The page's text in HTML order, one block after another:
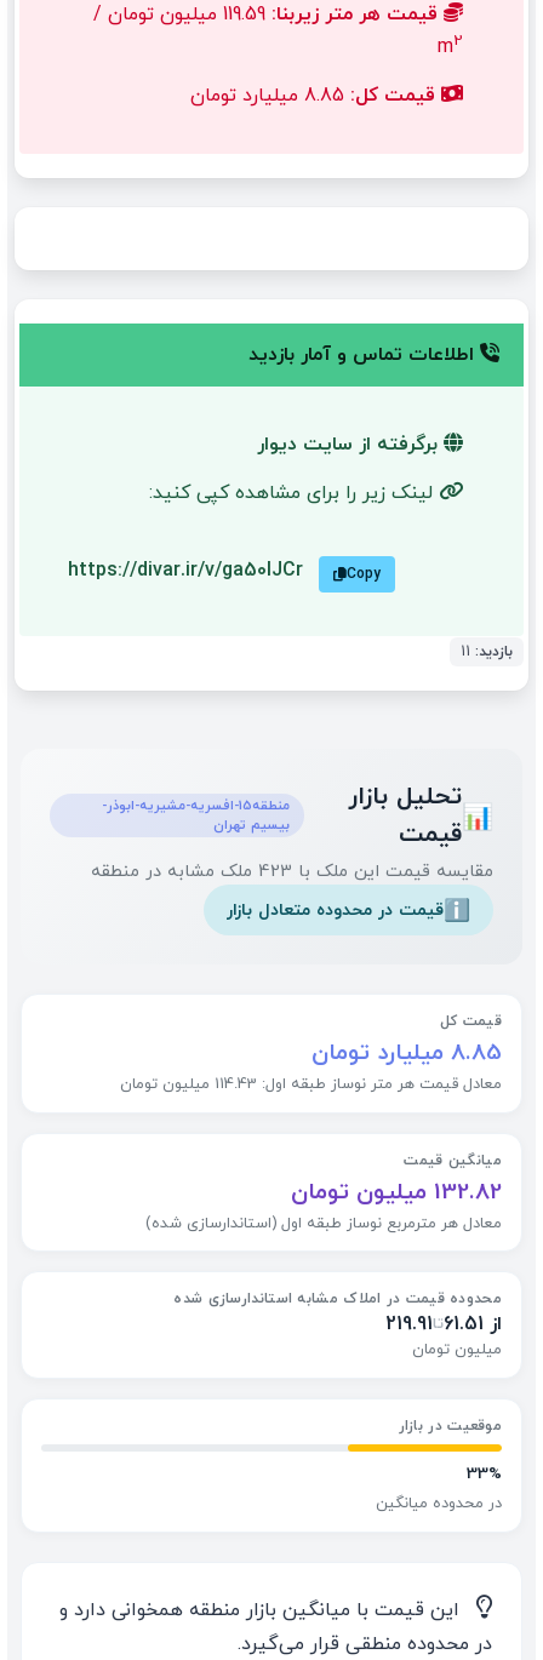
قیمت هر متر زیربنا:
119.59 میلیون تومان /
m2
قیمت کل:
اطلاعات تماس و آمار بازدید
برگرفته از سایت دیوار
لینک زیر را برای مشاهده کپی کنید:
https://divar.ir/v/ga50lJCr Copy
بازدید: 11
📊
تحلیل بازار
قیمت
منطقه15-افسریه-مشیریه-ابوذر-
بیسیم تهران
مقایسه قیمت این ملک با 423 ملک مشابه در منطقه
ℹ️قیمت در محدوده متعادل بازار
قیمت کل
8.85 میلیارد تومان
معادل قیمت هر متر نوساز طبقه اول: 114.43 میلیون تومان
میانگین قیمت
132.82 میلیون تومان
معادل هر مترمربع نوساز طبقه اول (استاندارسازی شده)
محدوده قیمت در املاک مشابه استاندارسازی شده
از 61.51 تا219.91
میلیون تومان
موقعیت در بازار
33%
در محدوده میانگین
💡
این قیمت با میانگین بازار منطقه همخوانی دارد و
در محدوده منطقی قرار می‌گیرد.